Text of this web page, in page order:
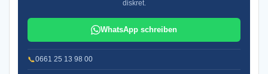
diskret.
WhatsApp schreiben
📞0661 25 13 98 00